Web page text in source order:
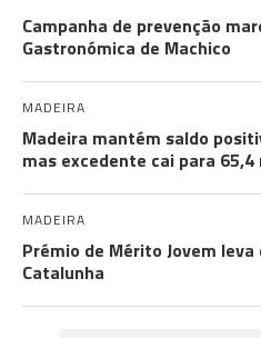
Campanha de prevenção
Gastronómica de Machico
MADEIRA
Madeira mantém saldo
mas excedente cai para
MADEIRA
Prémio de Mérito Jovem
Catalunha